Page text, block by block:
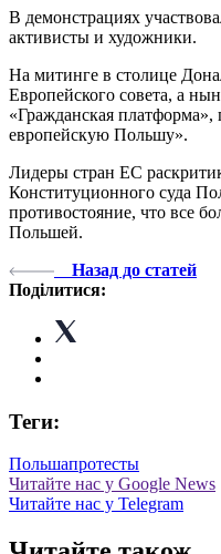
В демонстрациях
активисты и художники.
На митинге в столице
Европейского совета, а
«Гражданская
европейскую Польшу».
Лидеры стран ЕС
Конституционного суда
противостояние, что все
Польшей.
Назад до статей
Поділитися:
Теги:
Польшапротесты
Читайте нас у Google News
Читайте нас у Telegram